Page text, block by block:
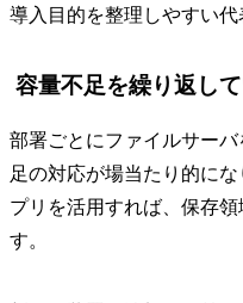
導入目的を整理しやすい代
容量不足を繰り返し
部署ごとにファイルサー
足の対応が場当たり的に
プリを活用すれば、保存
す。